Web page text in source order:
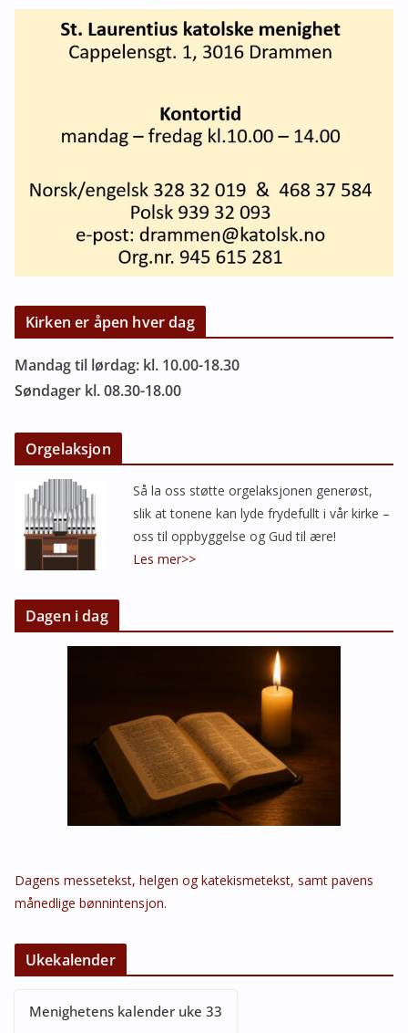
Kirken er åpen hver dag
Mandag til lørdag: kl. 10.00-18.30
Søndager kl. 08.30-18.00
Orgelaksjon
Så la oss støtte orgelaksjonen generøst,
slik at tonene kan lyde frydefullt i vår kirke –
oss til oppbyggelse og Gud til ære!
Les mer>>
Dagen i dag
Dagens messetekst, helgen og katekismetekst, samt pavens
månedlige bønnintensjon.
Ukekalender
Menighetens kalender uke 33